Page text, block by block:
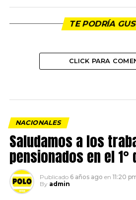
TE PODRÍA
CLICK PARA
NACIONALES
Saludamos a los
pensionados en el 1°
Publicado 6 años ago en 11:20
By admin